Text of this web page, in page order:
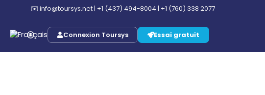
✉️ info@toursys.net| +1 (437) 494-8004 | +1 (760) 338 2077
Connexion Toursys Essai gratuit